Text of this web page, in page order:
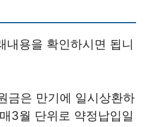
내용을 확인하시면 됩니
금은 만기에 일시상환하
3월 단위로 약정납입일